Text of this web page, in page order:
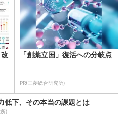
「創薬立国」復活への分岐点
PR(三菱総合研究所)
低下、その本当の課題とは
)